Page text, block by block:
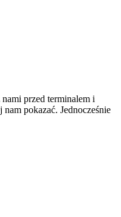
przed terminalem i
pokazać. Jednocześnie